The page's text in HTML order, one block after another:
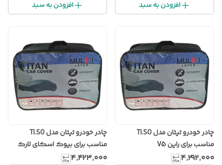
افزودن به سبد افزودن به سبد
چادر خودرو تیتان مدل TI.SO
مناسب برای راین V5
۴٬۲۹۲٬۰۰۰
چادر خودرو تیتان مدل TI.SO
مناسب برای بیوک اسکای لارک
۴٬۴۲۳٬۰۰۰